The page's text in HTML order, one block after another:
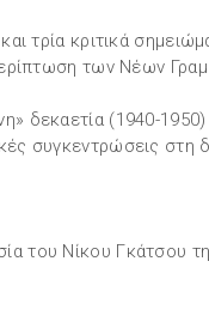
τρία κριτικά
των Νέων
δεκαετία (1940-1950)
συγκεντρώσεις στη
του Νίκου Γκάτσου